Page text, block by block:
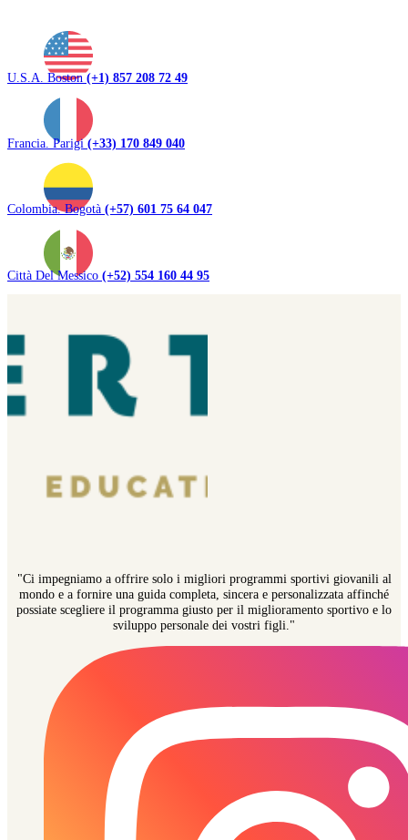
U.S.A. Boston(+1) 857 208 72 49
Francia. Parigi(+33) 170 849 040
Colombia. Bogotà (+57) 601 75 64 047
Città Del Messico (+52) 554 160 44 95
"Ci impegniamo a offrire solo i migliori programmi sportivi giovanili al
mondo e a fornire una guida completa, sincera e personalizzata affinché
possiate scegliere il programma giusto per il miglioramento sportivo e lo
sviluppo personale dei vostri figli."